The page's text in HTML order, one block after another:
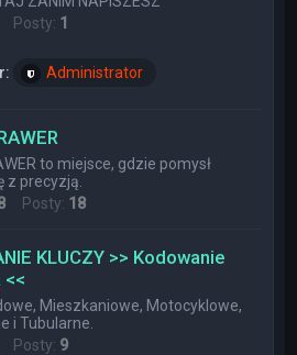
Posty: 1
Administrator
to miejsce, gdzie pomysł
z precyzją.
Posty: 18
KLUCZY >> Kodowanie
Mieszkaniowe, Motocyklowe,
i Tubularne.
Posty: 9